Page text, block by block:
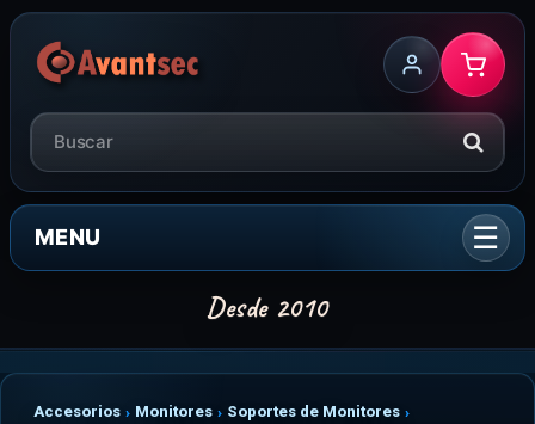
MENU
Accesorios Monitores Soportes de Monitores